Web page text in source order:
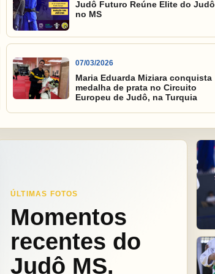
Judô Futuro Reúne Elite do Judô
no MS
07/03/2026
Maria Eduarda Miziara conquista
medalha de prata no Circuito
Europeu de Judô, na Turquia
ÚLTIMAS FOTOS
Momentos
recentes do
Judô MS.